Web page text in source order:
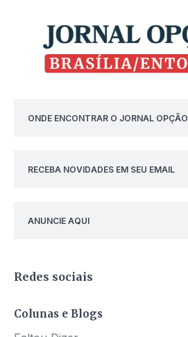
ONDE ENCONTRAR O JORNAL OPÇÃO
RECEBA NOVIDADES EM SEU EMAIL
ANUNCIE AQUI
Redes sociais
Colunas e Blogs